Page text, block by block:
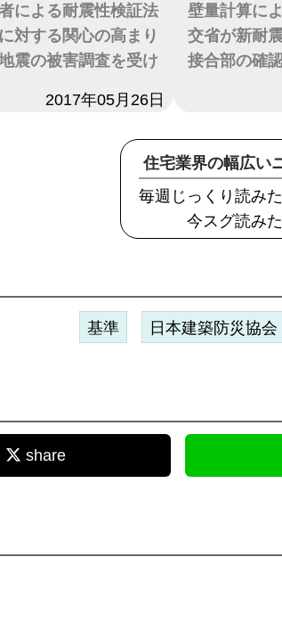
による耐震性検証法
対する関心の高まり
震の被害調査を受け
2017年05月26日
壁量計算に
交省が新耐
接合部の確
住宅業界の幅広い
毎週じっくり読み
今スグ読み
基準 日本建築防災協会
share